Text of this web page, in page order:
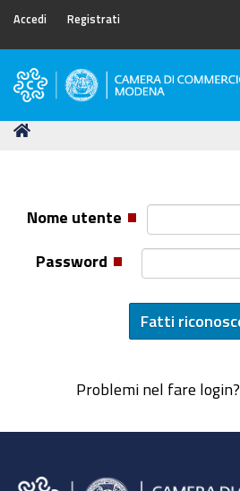
Accedi Registrati
Camera
Commercio
Tu
Nome utente
Password
Problemi nel fare login?